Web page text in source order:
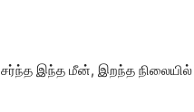
இந்த மீன், இறந்த நிலையில்